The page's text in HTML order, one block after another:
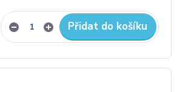
Přidat do košíku